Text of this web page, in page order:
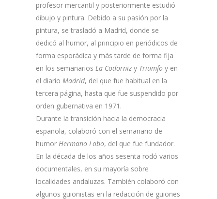
profesor mercantil y posteriormente estudió
dibujo y pintura. Debido a su pasión por la
pintura, se trasladó a Madrid, donde se
dedicó al humor, al principio en periódicos de
forma esporádica y más tarde de forma fija
en los semanarios La Codorniz y Triumfo y en
el diario Madrid, del que fue habitual en la
tercera página, hasta que fue suspendido por
orden gubernativa en 1971.
Durante la transición hacia la democracia
española, colaboró con el semanario de
humor Hermano Lobo, del que fue fundador.
En la década de los años sesenta rodó varios
documentales, en su mayoría sobre
localidades andaluzas. También colaboró con
algunos guionistas en la redacción de guiones